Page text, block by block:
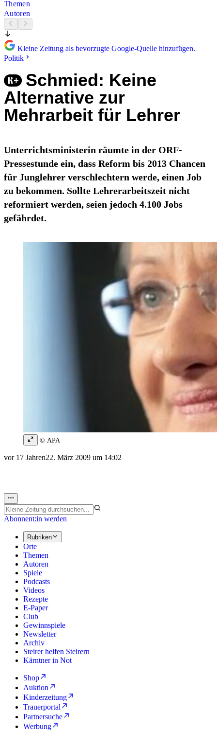
Themen
Autoren
Kleine Zeitung als bevorzugte Google-Quelle hinzufügen.
Politik
Schmied: Keine
Alternative zur
Mehrarbeit für Lehrer
Unterrichtsministerin räumte in der ORF-
Pressestunde ein, dass Reform bis 2013 Chancen
für Junglehrer verschlechtern werde, einen Job
zu bekommen. Sollte Lehrerarbeitszeit nicht
reformiert werden, seien jedoch 4.100 Jobs
gefährdet.
© APA
vor 17 Jahren22. März 2009 um 14:02
Abonnent:in werden
Rubriken
Orte
Themen
Autoren
Spiele
Podcasts
Videos
Rezepte
E-Paper
Club
Gewinnspiele
Newsletter
Archiv
Steirer helfen Steirern
Kärntner in Not
Shop
Auktion
Kinderzeitung
Trauerportal
Partnersuche
Werbung